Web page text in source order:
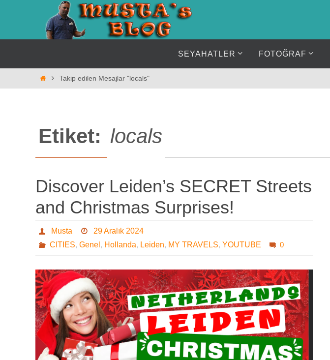
SEYAHATLER FOTOĞRAF
HomeTakip edilen Mesajlar "locals"
Etiket: locals
Discover Leiden’s SECRET Streets
and Christmas Surprises!
Musta
29 Aralık 2024
CITIES, Genel , Hollanda, Leiden, MY TRAVELS, YOUTUBE 0